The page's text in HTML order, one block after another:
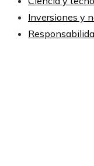
Inversiones y